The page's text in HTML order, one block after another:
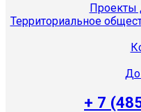
Проекты
Территориальное
+ 7